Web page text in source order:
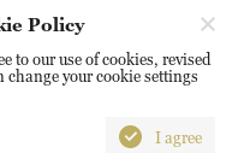
Reserved. 16A
Policy
to our use of cookies, revised
change your cookie settings
I agree